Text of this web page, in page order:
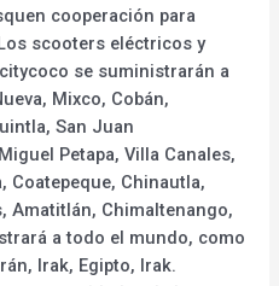
cooperación para
scooters eléctricos y
se suministrarán a
Mixco, Cobán,
San Juan
Petapa, Villa Canales,
Coatepeque, Chinautla,
Amatitlán, Chimaltenango,
a todo el mundo, como
Irak, Egipto, Irak.